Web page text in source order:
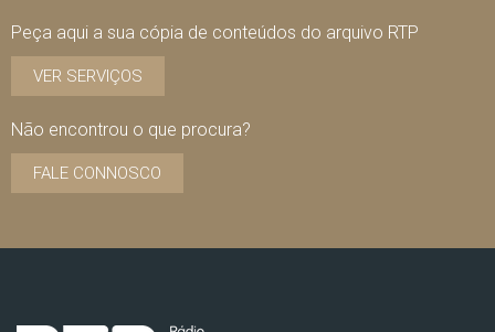
Peça aqui a sua cópia de conteúdos do arquivo RTP
VER SERVIÇOS
Não encontrou o que procura?
FALE CONNOSCO